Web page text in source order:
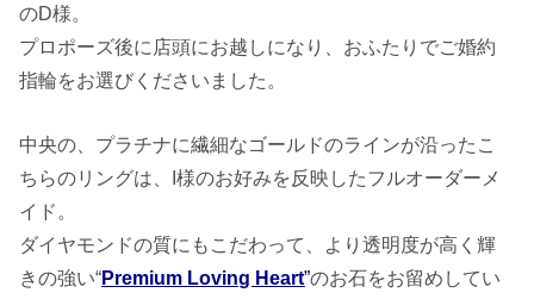
のD様。
プロポーズ後に店頭にお越しになり、おふたりでご婚約
指輪をお選びくださいました。
中央の、プラチナに繊細なゴールドのラインが沿ったこ
ちらのリングは、I様のお好みを反映したフルオーダーメ
イド。
ダイヤモンドの質にもこだわって、より透明度が高く輝
きの強い“Premium Loving Heart”のお石をお留めしてい